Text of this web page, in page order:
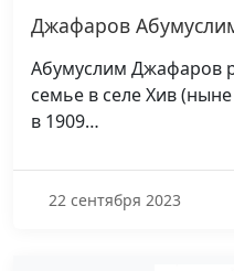
Джафаров
Абумуслим Джафаров
семье в селе Хив
в 1909…
22 сентября 2023